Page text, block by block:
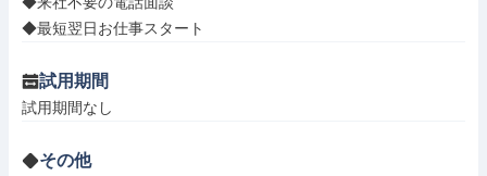
◆最短翌日お仕事スタート
試用期間
試用期間なし
その他